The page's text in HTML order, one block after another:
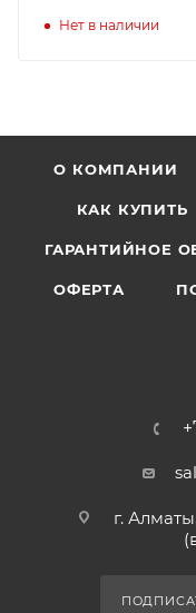
Нет в наличии
О КОМПАНИИ
КАК КУПИТЬ
ГАРАНТИЙНОЕ
ОФЕРТА
г.